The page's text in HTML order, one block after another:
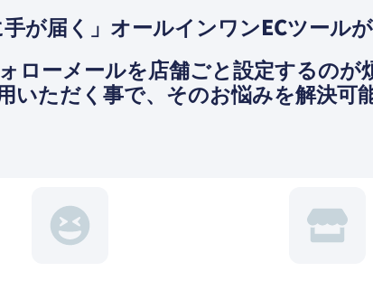
⼿が届く」オールインワンECツール
ローメールを店舗ごと設定するのが
いただく事で、そのお悩みを解決可